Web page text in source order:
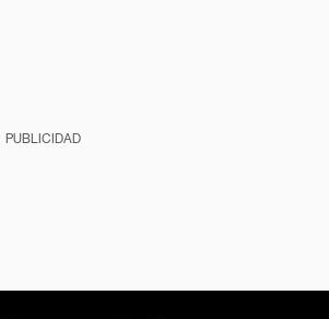
PUBLICIDAD